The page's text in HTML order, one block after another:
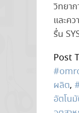
วิทยา
และค
รื่น
Post
ผลิต,
อัตโน